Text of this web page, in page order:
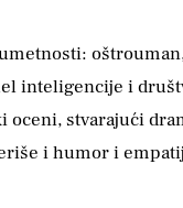
inteligencije i
stvarajući
i humor i